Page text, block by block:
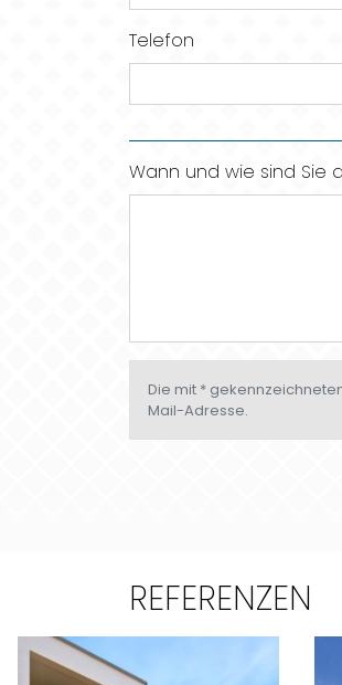
Telefon
Wann und wie sind Sie
Die mit *
Mail-Adresse.
REFERENZEN